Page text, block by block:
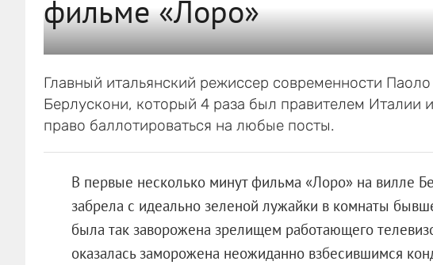
фильме «Лоро»
Главный итальянский режиссер современности
Берлускони, который 4 раза был правителем Италии
право баллотироваться на любые посты.
В первые несколько минут фильма «Лоро» на вилле
забрела с идеально зеленой лужайки в комнаты
была так заворожена зрелищем работающего
оказалась заморожена неожиданно взбесившимся